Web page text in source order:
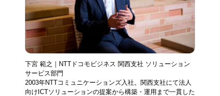
下宮 範之｜NTTドコモビジネス 関西支社 ソリューション
サービス部門
2003年NTTコミュニケーションズ入社。関西支社にて法人
向けICTソリューションの提案から構築・運用まで一貫した